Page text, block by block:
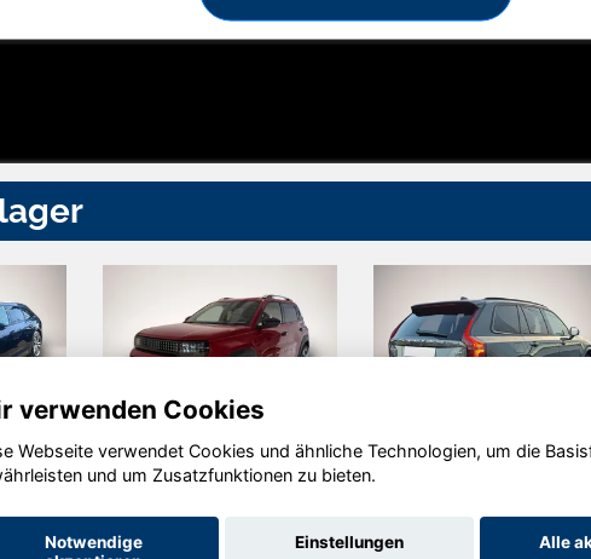
Fiat Grande
Panda
Volvo XC90
verwenden Cookies
Webseite verwendet Cookies und ähnliche Technologien, um die
und um Zusatzfunktionen zu bieten.
Notwendige
Einstellungen Alle